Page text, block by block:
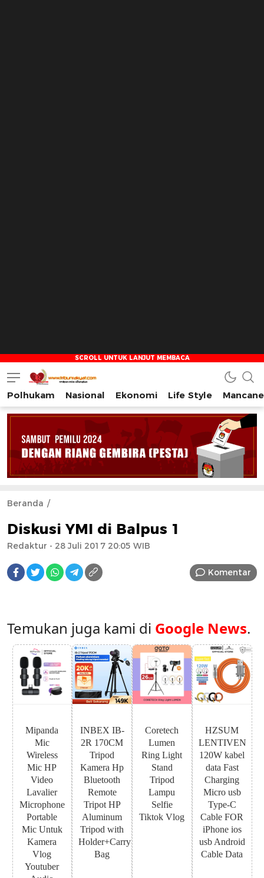
Tribun Rakyat
Tulus – Terdepan – Diharapkan
Polhukam Nasional Ekonomi Life Style
Beranda
Diskusi YMI di Balpus 1
Redaktur - 28 Juli 2017 20:05 WIB
Komentar
Temukan juga kami di Google News.
Mipanda
Mic
Wireless
Mic HP
Video
Lavalier
Microphone
Portable
Mic Untuk
Kamera
Vlog
Youtuber
INBEX IB-
2R 170CM
Tripod
Kamera Hp
Bluetooth
Remote
Tripot HP
Aluminum
Tripod with
Holder+Carry
Bag
Coretech
Lumen
Ring Light
Stand
Tripod
Lampu
Selfie
Tiktok Vlog
HZSUM
LENTIVEN
120W kabel
data Fast
Charging
Micro usb
Type-C
Cable FOR
iPhone ios
usb Android
Cable Data